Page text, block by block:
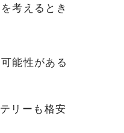
考えるとき
能性がある
リーも格安